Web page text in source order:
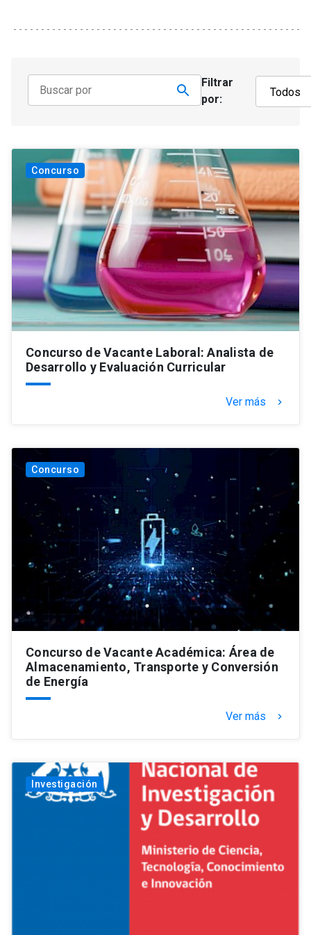
Filtrar
por:
Concurso
Concurso de Vacante Laboral: Analista de
Desarrollo y Evaluación Curricular
Ver más keyboard_arrow_right
Concurso
Concurso de Vacante Académica: Área de
Almacenamiento, Transporte y Conversión
de Energía
Ver más keyboard_arrow_right
Investigación